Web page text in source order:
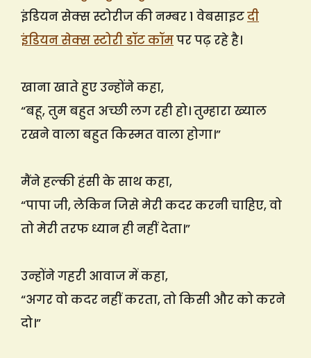
इंडियन सेक्स स्टोरीज की नम्बर 1 वेबसाइटदी
इंडियन सेक्स स्टोरी डॉट कॉमपर पढ़ रहे है।
खाना खाते हुए उन्होंने कहा,
“बहू, तुम बहुत अच्छी लग रही हो। तुम्हारा ख्याल
रखने वाला बहुत किस्मत वाला होगा।”
मैंने हल्की हंसी के साथ कहा,
“पापा जी, लेकिन जिसे मेरी कदर करनी चाहिए, वो
तो मेरी तरफ ध्यान ही नहीं देता।”
उन्होंने गहरी आवाज में कहा,
“अगर वो कदर नहीं करता, तो किसी और को करने
दो।”